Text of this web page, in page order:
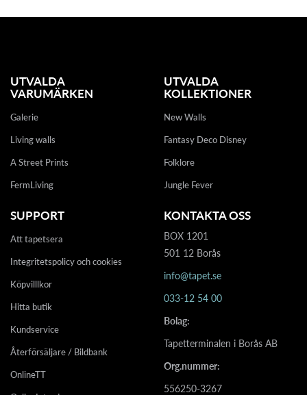
UTVALDA
VARUMÄRKEN
Galerie
Living walls
A Street Prints
FermLiving
UTVALDA
KOLLEKTIONER
New Walls
Fantasy Deco Disney
Folklore
Jungle Fever
SUPPORT
Att tapetsera
Integritetspolicy och cookies
Köpvilllkor
Hitta butik
Kundservice
Återförsäljare / Bildbank
OnlineTT
KONTAKTA OSS
BOX 1201
501 12 Borås
info@tapet.se
033-12 54 00
Bolag:
Tapetterminalen i Borås AB
Org.nummer:
556250-3267